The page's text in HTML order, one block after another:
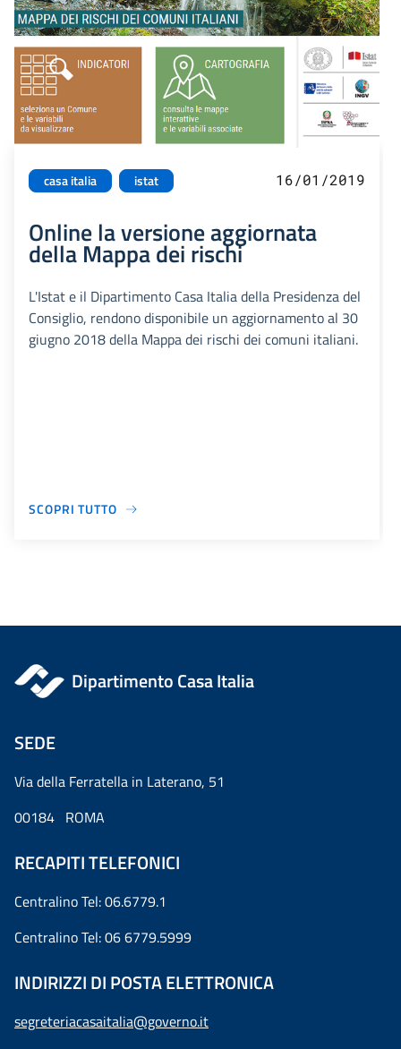
casa italia istat 16/01/2019
Online la versione aggiornata
della Mappa dei rischi
L'Istat e il Dipartimento Casa Italia della Presidenza del
Consiglio, rendono disponibile un aggiornamento al 30
giugno 2018 della Mappa dei rischi dei comuni italiani.
SCOPRI TUTTO
Dipartimento Casa Italia
SEDE
Via della Ferratella in Laterano, 51
00184 ROMA
RECAPITI TELEFONICI
Centralino Tel: 06.6779.1
Centralino Tel: 06 6779.5999
INDIRIZZI DI POSTA ELETTRONICA
segreteriacasaitalia@governo.it